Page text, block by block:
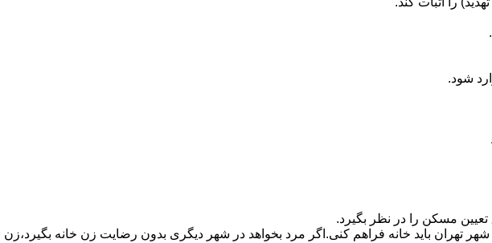
شود.
تعیین مسکن را در نظر بگیرد.
تهران باید خانه فراهم کنی.اگر مرد بخواهد در شهر دیگری بدون رضایت زن خانه بگیرد،زن